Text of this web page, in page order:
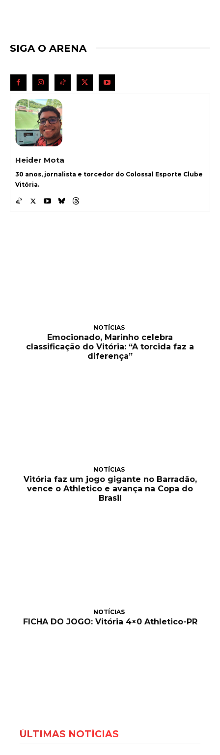
SIGA O ARENA
Heider Mota
30 anos, jornalista e torcedor do Colossal Esporte Clube
Vitória.
NOTÍCIAS
Emocionado, Marinho celebra
classificação do Vitória: “A torcida faz a
diferença”
NOTÍCIAS
Vitória faz um jogo gigante no Barradão,
vence o Athletico e avança na Copa do
Brasil
NOTÍCIAS
FICHA DO JOGO: Vitória 4×0 Athletico-PR
ÚLTIMAS NOTÍCIAS